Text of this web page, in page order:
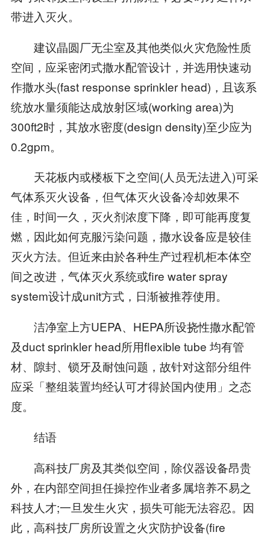
带进入灭火。
建议晶圆厂无尘室及其他类似火灾危险性质
空间，应采密闭式撒水配管设计，并选用快速动
作撒水头(fast response sprinkler head)，且该系
统放水量须能达成放射区域(working area)为
300ft2时，其放水密度(design density)至少应为
0.2gpm。
天花板内或楼板下之空间(人员无法进入)可采
气体系灭火设备，但气体灭火设备冷却效果不
佳，时间一久，灭火剂浓度下降，即可能再度复
燃，因此如何克服污染问题，撒水设备应是较佳
灭火方法。但近来由於各种生产过程机柜本体空
间之改进，气体灭火系统或fire water spray
system设计成unit方式，日渐被推荐使用。
洁净室上方UEPA、HEPA所设挠性撒水配管
及duct sprinkler head所用flexible tube 均有管
材、隙封、锁牙及耐蚀问题，故针对这部分组件
应采「整组装置均经认可才得於国内使用」之态
度。
结语
高科技厂房及其类似空间，除仪器设备昂贵
外，在内部空间担任操控作业者多属培养不易之
科技人才;一旦发生火灾，损失可能无法容忍。因
此，高科技厂房所设置之火灾防护设备(fire